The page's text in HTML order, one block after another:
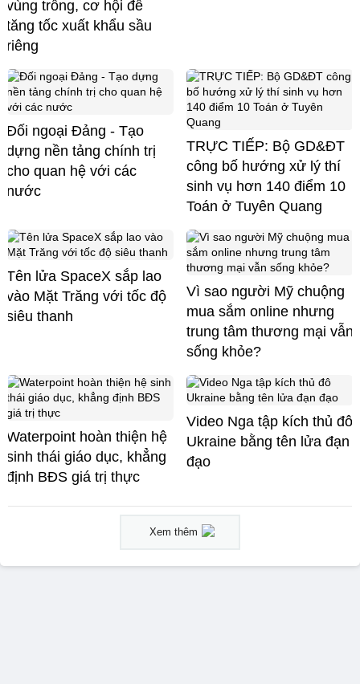
vùng trồng, cơ hội để
tăng tốc xuất khẩu sầu
riêng
Đối ngoại Đảng - Tạo
dựng nền tảng chính trị
cho quan hệ với các
nước
TRỰC TIẾP: Bộ GD&ĐT
công bố hướng xử lý thí
sinh vụ hơn 140 điểm 10
Toán ở Tuyên Quang
Tên lửa SpaceX sắp lao
vào Mặt Trăng với tốc độ
siêu thanh
Vì sao người Mỹ chuộng
mua sắm online nhưng
trung tâm thương mại vẫn
sống khỏe?
Waterpoint hoàn thiện hệ
sinh thái giáo dục, khẳng
định BĐS giá trị thực
Video Nga tập kích thủ đô
Ukraine bằng tên lửa đạn
đạo
Xem thêm